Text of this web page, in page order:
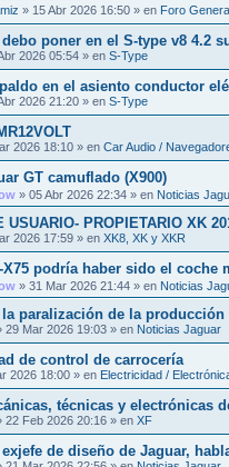
» 15 Abr 2026 16:50 » en Foro
poner en el S-type v8 4.2
2026 05:54 » en S-Type
en el asiento conductor
2026 21:20 » en S-Type
2026 18:10 » en Car Audio /
GT camuflado (X900)
» 05 Abr 2026 22:34 » en Noticias
USUARIO- PROPIETARIO XK
2026 17:59 » en XK8, XK y XKR
X75 podría haber sido el coche
» 31 Mar 2026 21:44 » en Noticias
la paralización de la
29 Mar 2026 19:03 » en Noticias Jaguar
de control de carrocería
2026 18:00 » en Electricidad /
técnicas y electrónicas
22 Feb 2026 20:16 » en XF
de diseño de Jaguar,